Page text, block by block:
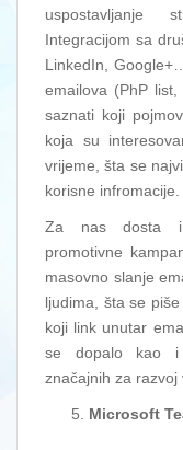
uspostavljanje
Integracijom sa
LinkedIn,
emailova (PhP
saznati koji
koja su
vrijeme, šta se
korisne infromacije.
Za nas dosta
promotivne
masovno slanje
ljudima, šta se
koji link unutar
se dopalo kao i
značajnih za razvoj
Microsoft